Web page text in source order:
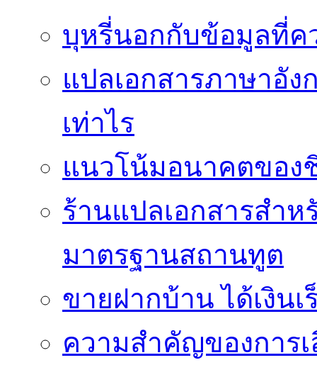
บุหรี่นอกกับข้อมูลที่ค
แปลเอกสารภาษาอั
เท่าไร
แนวโน้มอนาคตของ
ร้านแปลเอกสารสำ
มาตรฐานสถานทูต
ขายฝากบ้าน ได้เงิน
ความสำคัญของการ